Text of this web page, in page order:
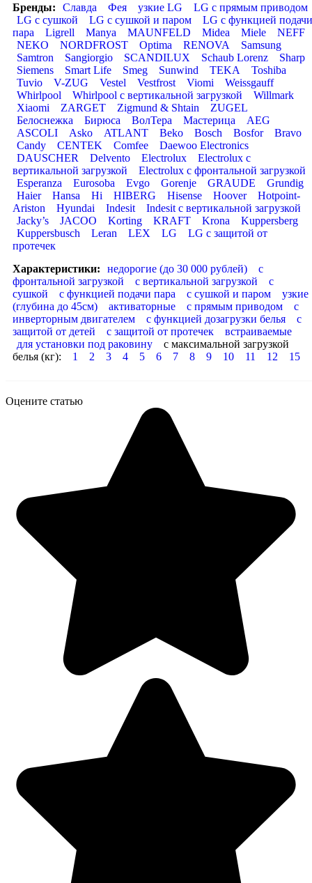
Бренды:
Славда Фея узкие LG
LG с прямым приводом
LG с сушкой
LG с сушкой и паром
LG с функцией подачи
пара
Ligrell Manya MAUNFELD Midea Miele
NEFF
NEKO
NORDFROST Optima RENOVA
Samsung
Samtron
Sangiorgio SCANDILUX Schaub Lorenz
Sharp
Siemens
Smart Life Smeg Sunwind TEKA
Toshiba
Tuvio
V-ZUG Vestel Vestfrost Viomi
Weissgauff
Whirlpool
Whirlpool с вертикальной загрузкой
Willmark
Xiaomi
ZARGET Zigmund & Shtain
ZUGEL
Белоснежка
Бирюса ВолТера Мастерица
AEG
ASCOLI
Asko ATLANT Beko Bosch Bosfor
Bravo
Candy
CENTEK Comfee
Daewoo Electronics
DAUSCHER
Delvento Electrolux
Electrolux с
вертикальной загрузкой
Electrolux с фронтальной загрузкой
Esperanza
Eurosoba Evgo Gorenje GRAUDE
Grundig
Haier
Hansa Hi HIBERG Hisense Hoover
Hotpoint-
Ariston
Hyundai Indesit
Indesit с вертикальной загрузкой
Jacky’s
JACOO Korting KRAFT Krona
Kuppersberg
Kuppersbusch
Leran LEX LG
LG с защитой от
протечек
Характеристики:
недорогие (до 30 000 рублей)
с
фронтальной загрузкой
с вертикальной загрузкой
с
сушкой
с функцией подачи пара с сушкой и паром
узкие
(глубина до 45см)
активаторные с прямым приводом
с
инверторным двигателем
с функцией дозагрузки белья
с
защитой от детей
с защитой от протечек
встраиваемые
для установки под раковину
с максимальной загрузкой
белья (кг):
1 2 3 4 5 6 7 8 9 10 11 12 15
Оцените статью